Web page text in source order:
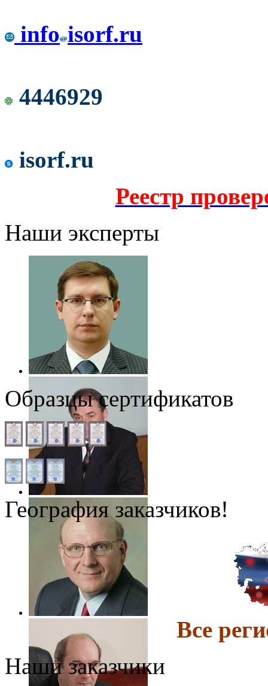
info isorf.ru
4446929
isorf.ru
Реестр
Наши эксперты
Образцы сертификатов
География заказчиков!
Все
Наши заказчики